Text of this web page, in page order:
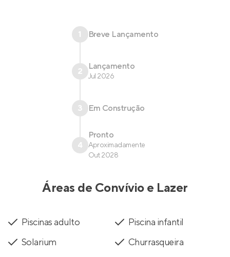
1 Breve Lançamento
2 Lançamento
Jul 2026
3 Em Construção
4
Pronto
Aproximadamente
Out 2028
Áreas de Convívio e Lazer
Piscinas adulto
Piscina infantil
Solarium
Churrasqueira